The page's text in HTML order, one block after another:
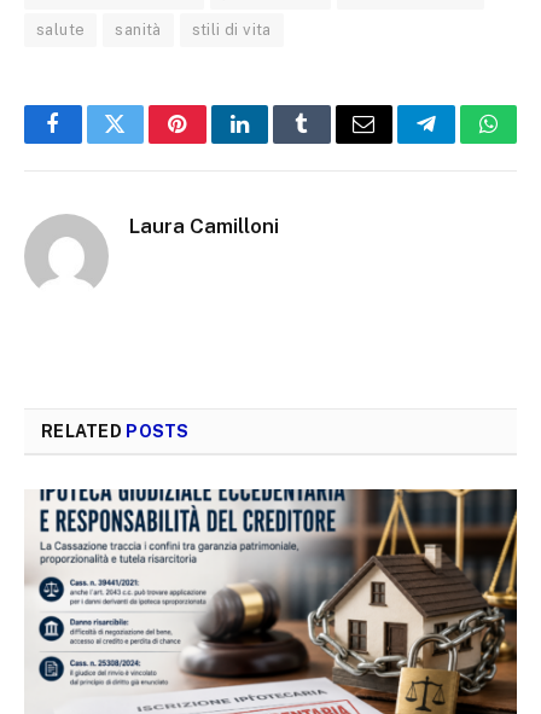
salute sanità stili di vita
FacebookTwitterPinterestLinkedInTumblrEmail Telegram
Laura Camilloni
RELATED POSTS